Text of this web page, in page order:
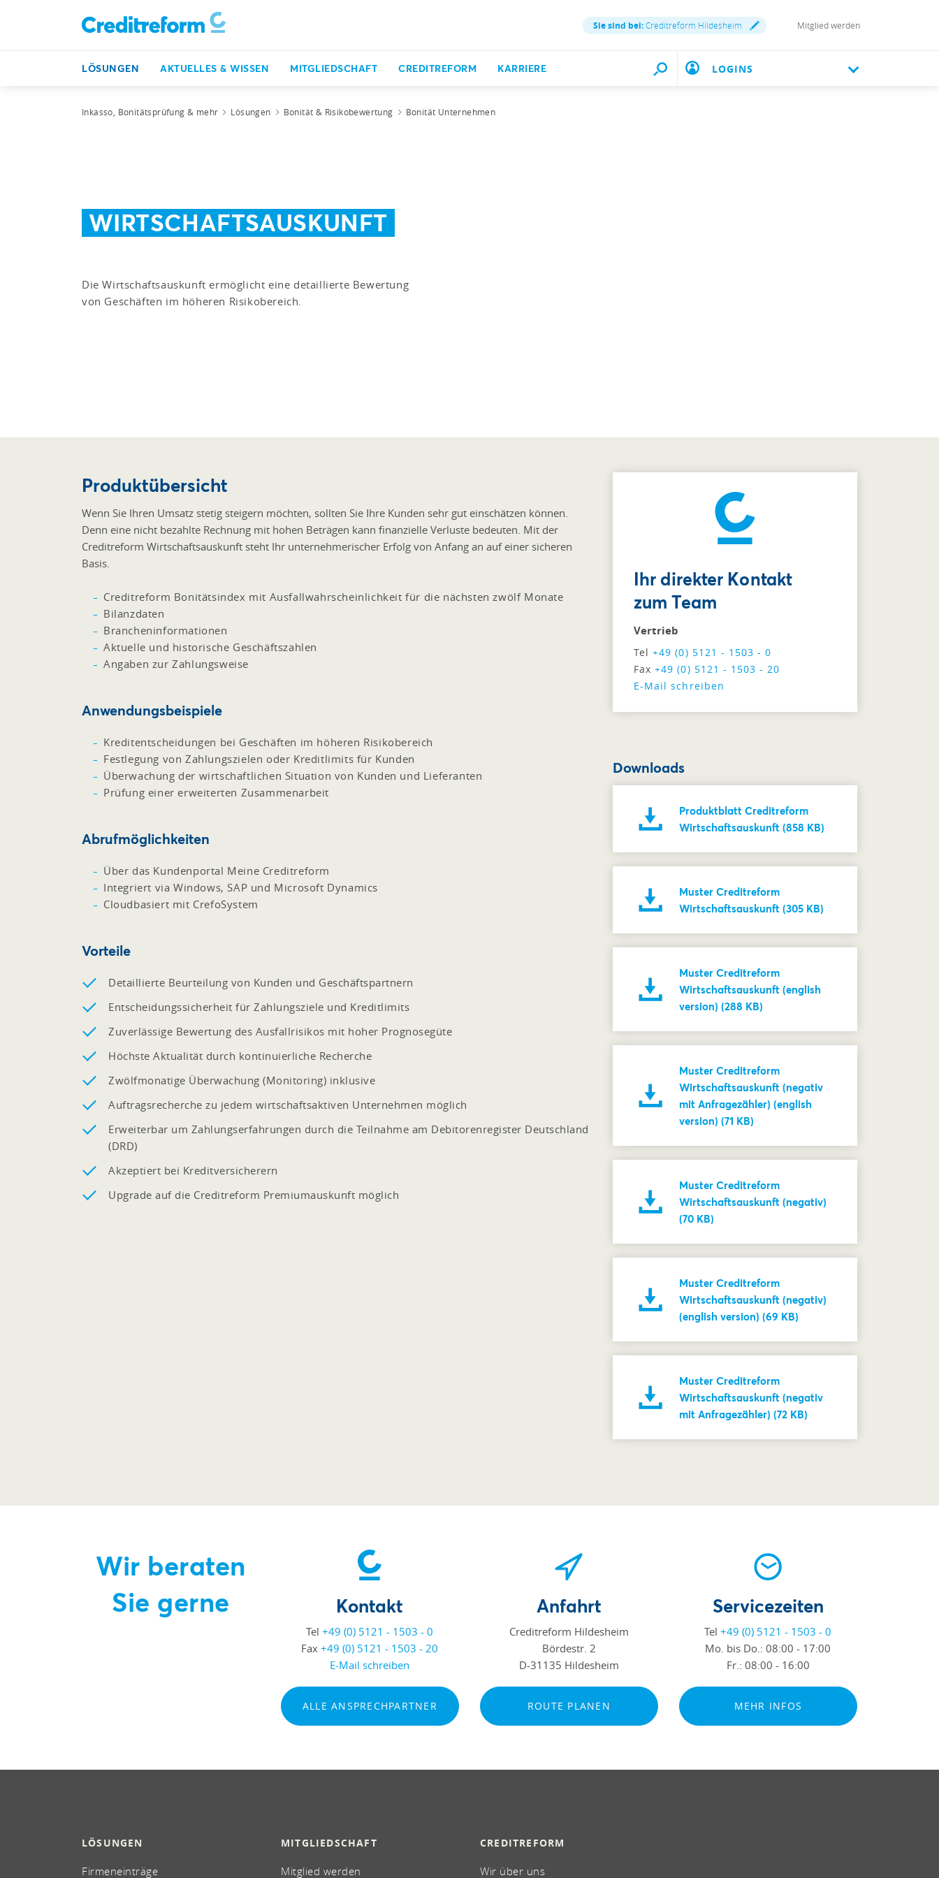
Sie sind bei:Creditreform Hildesheim Mitglied werden
LÖSUNGEN AKTUELLES & WISSEN MITGLIEDSCHAFT CREDITREFORM KARRIERE LOGINS
Inkasso, Bonitätsprüfung & mehr Lösungen Bonität & Risikobewertung Bonität Unternehmen
WIRTSCHAFTSAUSKUNFT
Die Wirtschaftsauskunft ermöglicht eine detaillierte Bewertung
von Geschäften im höheren Risikobereich.
Produktübersicht
Wenn Sie Ihren Umsatz stetig steigern möchten, sollten Sie Ihre Kunden sehr gut einschätzen können.
Denn eine nicht bezahlte Rechnung mit hohen Beträgen kann finanzielle Verluste bedeuten. Mit der
Creditreform Wirtschaftsauskunft steht Ihr unternehmerischer Erfolg von Anfang an auf einer sicheren
Basis.
Creditreform Bonitätsindex mit Ausfallwahrscheinlichkeit für die nächsten zwölf Monate
Bilanzdaten
Brancheninformationen
Aktuelle und historische Geschäftszahlen
Angaben zur Zahlungsweise
Anwendungsbeispiele
Kreditentscheidungen bei Geschäften im höheren Risikobereich
Festlegung von Zahlungszielen oder Kreditlimits für Kunden
Überwachung der wirtschaftlichen Situation von Kunden und Lieferanten
Prüfung einer erweiterten Zusammenarbeit
Abrufmöglichkeiten
Über das Kundenportal Meine Creditreform
Integriert via Windows, SAP und Microsoft Dynamics
Cloudbasiert mit CrefoSystem
Vorteile
Detaillierte Beurteilung von Kunden und Geschäftspartnern
Entscheidungssicherheit für Zahlungsziele und Kreditlimits
Zuverlässige Bewertung des Ausfallrisikos mit hoher Prognosegüte
Höchste Aktualität durch kontinuierliche Recherche
Zwölfmonatige Überwachung (Monitoring) inklusive
Auftragsrecherche zu jedem wirtschaftsaktiven Unternehmen möglich
Erweiterbar um Zahlungserfahrungen durch die Teilnahme am Debitorenregister Deutschland
(DRD)
Akzeptiert bei Kreditversicherern
Upgrade auf die Creditreform Premiumauskunft möglich
Ihr direkter Kontakt
zum Team
Vertrieb
Tel+49 (0) 5121 - 1503 - 0
Fax+49 (0) 5121 - 1503 - 20
E-Mail schreiben
Downloads
Produktblatt Creditreform
Wirtschaftsauskunft (858 KB)
Muster Creditreform
Wirtschaftsauskunft (305 KB)
Muster Creditreform
Wirtschaftsauskunft (english
version) (288 KB)
Muster Creditreform
Wirtschaftsauskunft (negativ
mit Anfragezähler) (english
version) (71 KB)
Muster Creditreform
Wirtschaftsauskunft (negativ)
(70 KB)
Muster Creditreform
Wirtschaftsauskunft (negativ)
(english version) (69 KB)
Muster Creditreform
Wirtschaftsauskunft (negativ
mit Anfragezähler) (72 KB)
Wir beraten
Sie gerne
Kontakt
Tel+49 (0) 5121 - 1503 - 0
Fax+49 (0) 5121 - 1503 - 20
E-Mail schreiben
ALLE ANSPRECHPARTNER
Anfahrt
Creditreform Hildesheim
Bördestr. 2
D-31135 Hildesheim
ROUTE PLANEN
Servicezeiten
Tel+49 (0) 5121 - 1503 - 0
Mo. bis Do.:08:00 - 17:00
Fr.: 08:00 - 16:00
MEHR INFOS
LÖSUNGEN
Firmeneinträge
MITGLIEDSCHAFT
Mitglied werden
CREDITREFORM
Wir über uns